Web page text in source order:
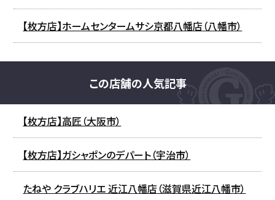
【枚方店】ホームセンタームサシ京都八幡店（八幡市）
この店舗の人気記事
【枚方店】高匠（大阪市）
【枚方店】ガシャポンのデパート（宇治市）
たねや クラブハリエ 近江八幡店（滋賀県近江八幡市）